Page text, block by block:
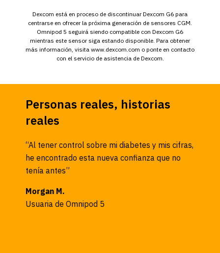
Dexcom está en proceso de discontinuar Dexcom G6 para
centrarse en ofrecer la próxima generación de sensores CGM.
Omnipod 5 seguirá siendo compatible con Dexcom G6
mientras este sensor siga estando disponible. Para obtener
más información, visita www.dexcom.com o ponte en contacto
con el servicio de asistencia de Dexcom.
Personas reales, historias
reales
“Al tener control sobre mi diabetes y mis cifras,
he encontrado esta nueva confianza que no
tenía antes”
Morgan M.
Usuaria de Omnipod 5